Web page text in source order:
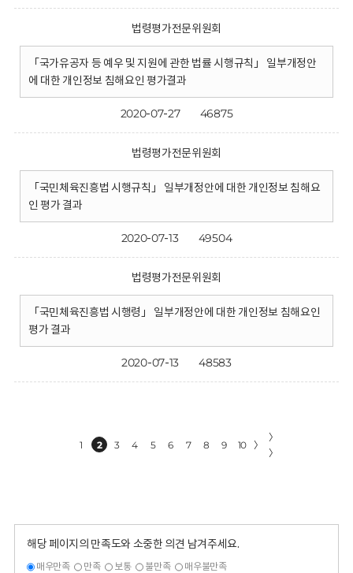
법령평가전문위원회
「국가유공자 등 예우 및 지원에 관한 법률 시행규칙」 일부개정안
에 대한 개인정보 침해요인 평가결과
2020-07-27 46875
법령평가전문위원회
「국민체육진흥법 시행규칙」 일부개정안에 대한 개인정보 침해요
인 평가 결과
2020-07-13 49504
법령평가전문위원회
「국민체육진흥법 시행령」 일부개정안에 대한 개인정보 침해요인
평가 결과
2020-07-13 48583
1 2 3 4 5 6 7 8 9 10 〉
〉
〉
해당 페이지의 만족도와 소중한 의견 남겨주세요.
매우만족 만족 보통 불만족 매우불만족